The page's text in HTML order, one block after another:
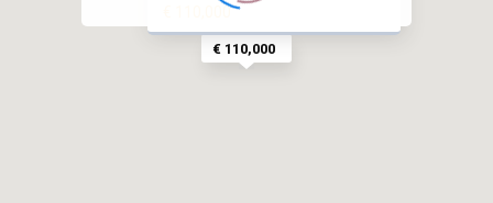
€ 110,000
€ 110,000